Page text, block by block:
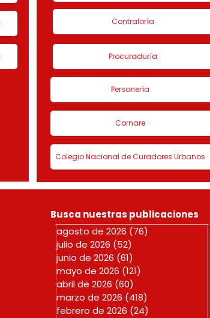
Contraloría
Procuraduría
Personería
Cornare
Colegio Nacional de Curadores Urbanos
Busca nuestras publicaciones
agosto de 2026 (76)
julio de 2026 (52)
junio de 2026 (61)
mayo de 2026 (121)
abril de 2026 (60)
marzo de 2026 (418)
febrero de 2026 (24)